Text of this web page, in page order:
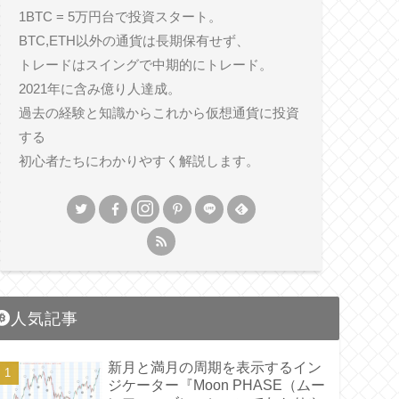
1BTC = 5万円台で投資スタート。
BTC,ETH以外の通貨は長期保有せず、
トレードはスイングで中期的にトレード。
2021年に含み億り人達成。
過去の経験と知識からこれから仮想通貨に投資
する
初心者たちにわかりやすく解説します。
人気記事
新月と満月の周期を表示するイン
ジケーター『Moon PHASE（ムー